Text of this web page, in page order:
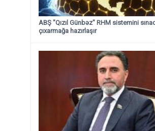
ABŞ "Qızıl Günbəz" RHM sistemini
çıxarmağa hazırlaşır